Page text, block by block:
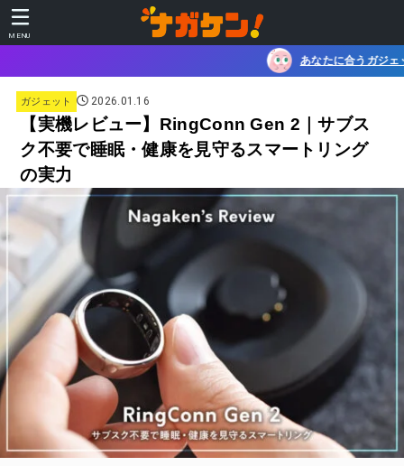
MENU
あなたに合うガジェットを、 30秒でチェック！ガジ
ガジェット 2026.01.16
【実機レビュー】RingConn Gen 2｜サブス
ク不要で睡眠・健康を見守るスマートリング
の実力